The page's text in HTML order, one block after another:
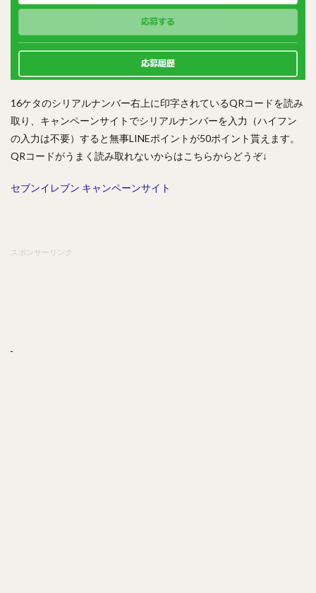
16ケタのシリアルナンバー右上に印字されているQRコードを読み
取り、キャンペーンサイトでシリアルナンバーを入力（ハイフン
の入力は不要）すると無事LINEポイントが50ポイント貰えます。
QRコードがうまく読み取れないからはこちらからどうぞ↓
セブンイレブン キャンペーンサイト
スポンサーリンク